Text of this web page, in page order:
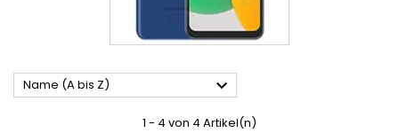
Name (A bis Z) 
1 - 4 von 4 Artikel(n)